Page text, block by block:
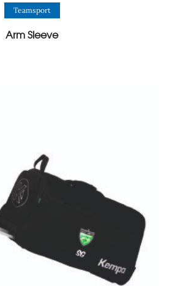
View Product
Teamsport
Arm Sleeve